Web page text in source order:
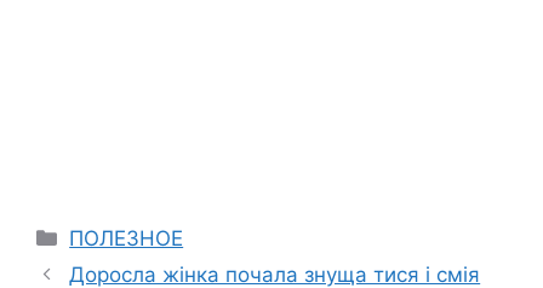
Categories
ПОЛЕЗНОЕ
Доросла жінка почала знуща тися і смія